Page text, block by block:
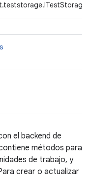
el backend de
métodos para
de trabajo, y
crear o actualizar